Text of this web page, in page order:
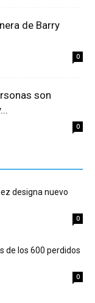
de Barry
0
son
0
designa nuevo
0
de los 600 perdidos
0